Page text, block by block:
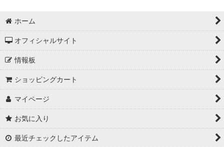
ホーム
オフィシャルサイト
情報板
ショッピングカート
マイページ
お気に入り
最近チェックしたアイテム